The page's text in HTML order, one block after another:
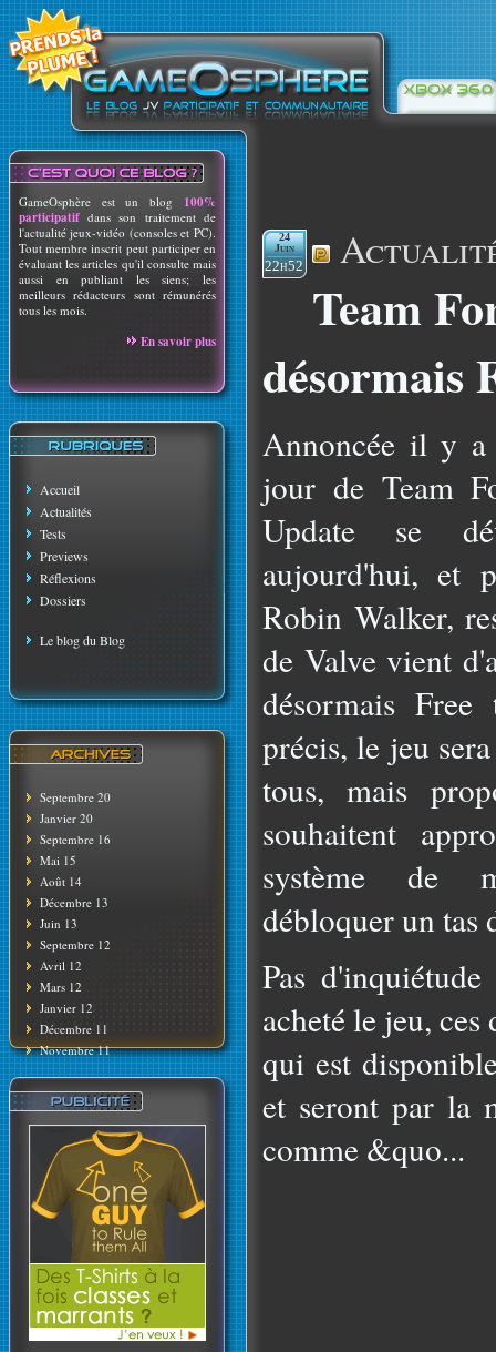
GameOsphère est un blog 100%
participatif dans son traitement de
l'actualité jeux-vidéo (consoles et PC).
Tout membre inscrit peut participer en
évaluant les articles qu'il consulte mais
aussi en publiant les siens; les
meilleurs rédacteurs sont rémunérés
tous les mois.
En savoir plus
Accueil
Actualités
Tests
Previews
Réflexions
Dossiers
Le blog du Blog
Septembre 20
Janvier 20
Septembre 16
Mai 15
Août 14
Décembre 13
Juin 13
Septembre 12
Avril 12
Mars 12
Janvier 12
Décembre 11
Novembre 11
24
Juin
22h52
Team
désormais
Annoncée il y
jour de Team
Update se
aujourd'hui, et
Robin Walker,
de Valve vient
désormais
précis, le jeu
tous, mais
souhaitent
système de
débloquer un tas
Pas
acheté le jeu,
qui est
et seront par la
comme &quo...